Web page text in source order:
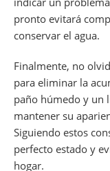
pronto evitará
conservar el agua.
Finalmente, no
para eliminar la
paño húmedo y un
mantener su
Siguiendo estos
perfecto estado y
hogar.